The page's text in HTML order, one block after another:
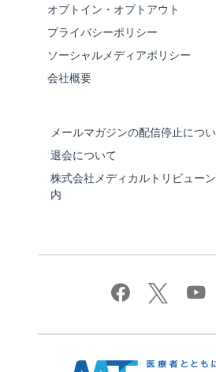
オプトイン・オプトアウト
プライバシーポリシー
ソーシャルメディアポリシー
会社概要
メールマガジンの配信停止につ
退会について
株式会社メディカルトリビュー
内